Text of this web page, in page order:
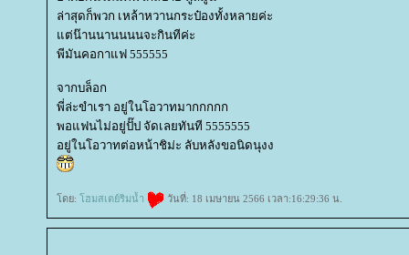
ล่าสุดก็พวก เหล้าหวานกระป๋องทั้งหลายค่ะ
ต่น๊านนานนนนจะกินทีค่ะ
พีมันคอกาแฟ 555555
จากบล็อก
พี่ล่ะขำเรา อยู่ในโอวาทมากกกกก
พอแฟนไม่อยู่ปั๊ป จัดเลยทันที 5555555
อยู่ในโอวาทต่อหน้าชิม่ะ ลับหลังขอนิดนุงง
ดย: ฮมสเตย์ริมน้ำ วันที่: 18 เมษายน 2566 เวลา:16:29:36 น.